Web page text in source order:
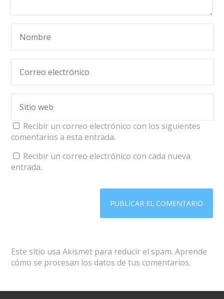
Recibir un correo electrónico con los siguientes
comentarios a esta entrada.
Recibir un correo electrónico con cada nueva
entrada.
Este sitio usa Akismet para reducir el spam. Aprende
cómo se procesan los datos de tus comentarios.